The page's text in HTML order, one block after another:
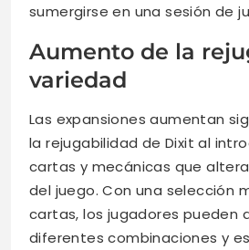
sumergirse en una sesión de
Aumento de la
variedad
Las expansiones aumentan
la rejugabilidad de Dixit al
cartas y mecánicas que
del juego. Con una selección
cartas, los jugadores pueden
diferentes combinaciones y